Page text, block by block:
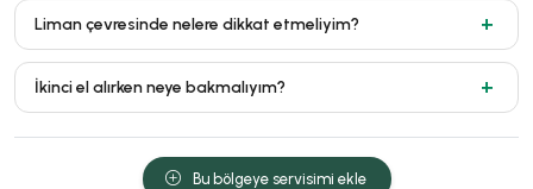
Liman çevresinde nelere dikkat etmeliyim?
İkinci el alırken neye bakmalıyım?
Bu bölgeye servisimi ekle